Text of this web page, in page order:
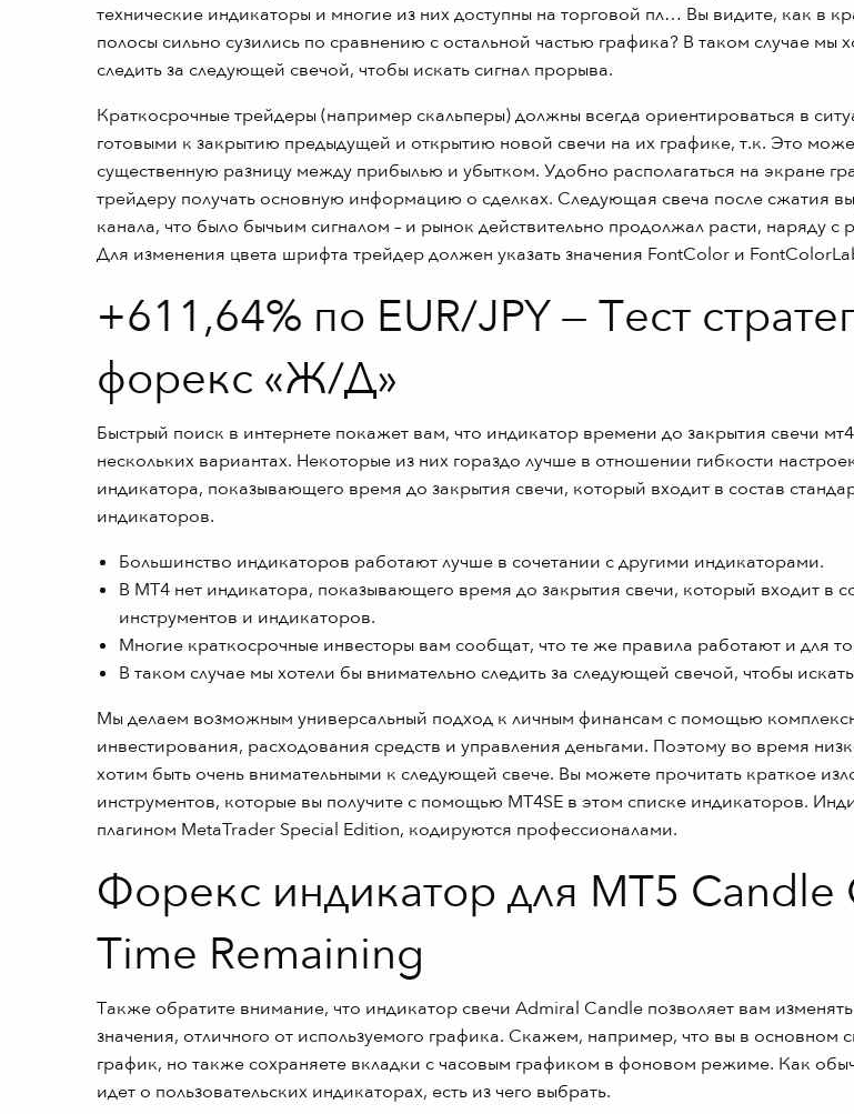
технические индикаторы и многие из них доступны на торговой пл… Вы видите, как в
полосы сильно сузились по сравнению с остальной частью графика? В таком случае мы
следить за следующей свечой, чтобы искать сигнал прорыва.
Краткосрочные трейдеры (например скальперы) должны всегда ориентироваться в
готовыми к закрытию предыдущей и открытию новой свечи на их графике, т.к. Это
существенную разницу между прибылью и убытком. Удобно располагаться на экране
трейдеру получать основную информацию о сделках. Следующая свеча после сжатия
канала, что было бычьим сигналом – и рынок действительно продолжал расти, наряду с
Для изменения цвета шрифта трейдер должен указать значения FontColor и
+611,64% по EUR/JPY — Тест
форекс «Ж/Д»
Быстрый поиск в интернете покажет вам, что индикатор времени до закрытия свечи
нескольких вариантах. Некоторые из них гораздо лучше в отношении гибкости
индикатора, показывающего время до закрытия свечи, который входит в состав
индикаторов.
Большинство индикаторов работают лучше в сочетании с другими индикаторами.
В MT4 нет индикатора, показывающего время до закрытия свечи, который входит в
инструментов и индикаторов.
Многие краткосрочные инвесторы вам сообщат, что те же правила работают и для
В таком случае мы хотели бы внимательно следить за следующей свечой, чтобы
Мы делаем возможным универсальный подход к личным финансам с помощью
инвестирования, расходования средств и управления деньгами. Поэтому во время
хотим быть очень внимательными к следующей свече. Вы можете прочитать краткое
инструментов, которые вы получите с помощью MT4SE в этом списке индикаторов.
плагином MetaTrader Special Edition, кодируются профессионалами.
Форекс индикатор для MT5 Candle
Time Remaining
Также обратите внимание, что индикатор свечи Admiral Candle позволяет вам
значения, отличного от используемого графика. Скажем, например, что вы в основном
график, но также сохраняете вкладки с часовым графиком в фоновом режиме. Как
идет о пользовательских индикаторах, есть из чего выбрать.